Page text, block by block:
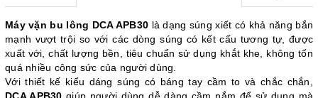
Máy vặn bu lông DCA APB30 là dạng súng xiết có khả năng bắn
mạnh vượt trội so với các dòng súng có kết cấu tương tự, được
xuất với, chất lượng bền, tiêu chuẩn sử dụng khắt khe, không tốn
quá nhiều công sức của người dùng.